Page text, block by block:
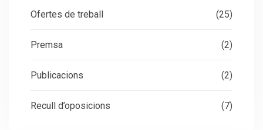
Ofertes de treball (25)
Premsa (2)
Publicacions (2)
Recull d’oposicions (7)